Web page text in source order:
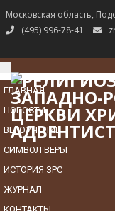
Московская область,
(495) 996-78-41
TOGGLE
NAVIGATION
ГЛАВНАЯ
НОВОСТИ
ВЕРОУЧЕНИЕ
СИМВОЛ ВЕРЫ
ИСТОРИЯ ЗРС
ЖУРНАЛ